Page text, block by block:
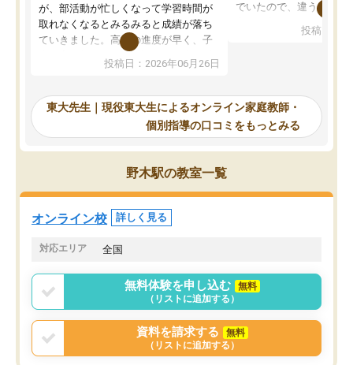
が、部活動が忙しくなって学習時間が
取れなくなるとみるみると成績が落ち
ていきました。高校の進度が早く、子
供も家に帰って勉強の話すると嫌な反
応を示します。東大先生にお願いして
れるので、親としても安心です。毎日
使える自習室とかもあり、わからない
ところがあれば先生が回答してくれる
のも重宝しています。
投稿日：2026年06月26日
でいたので、違うアプロ
で、当初は模試でD判定
自習室が毎日使えていつ
るのが心強かったよう
謝です。
投稿日：
東大先生｜現役東大生によるオンライン家庭教師・
個別指導の口コミをもっとみる
野木駅の教室一覧
オンライン校 詳しく見る
対応エリア 全国
無料体験を申し込む
無料
（リストに追加する）
資料を請求する
無料
（リストに追加する）